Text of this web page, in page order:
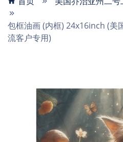
包框油画 (内框) 24x16inch (美
流客户专用)